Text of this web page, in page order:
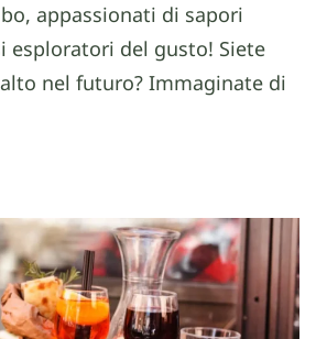
appassionati di sapori
esploratori del gusto! Siete
nel futuro? Immaginate di